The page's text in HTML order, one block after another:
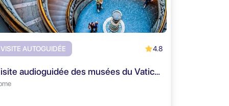
VISITE AUTOGUIDÉE 4.8
Visite audioguidée des musées du Vatican